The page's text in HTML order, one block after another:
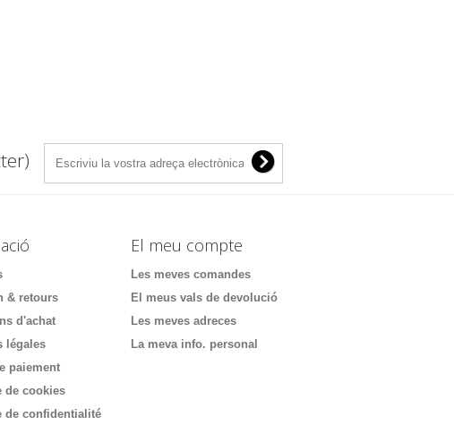
& retours
d'achat
légales
paiement
de cookies
de confidentialité
El meu compte
Les meves comandes
El meus vals de devolució
Les meves adreces
La meva info. personal